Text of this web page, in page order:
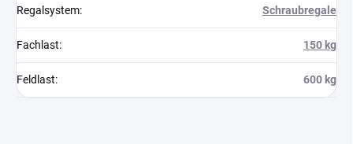
Regalsystem: Schraubregale
Fachlast: 150 kg
Feldlast: 600 kg